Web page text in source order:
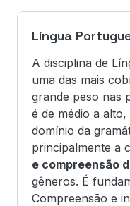
Língua
A disciplina de
uma das mais
grande peso nas
é de médio a
domínio da
principalmente a
e compreensão
gêneros. É
Compreensão e